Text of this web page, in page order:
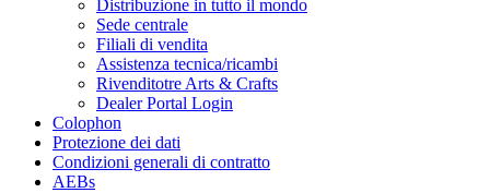
Distribuzione in tutto il mondo
Sede centrale
Filiali di vendita
Assistenza tecnica/ricambi
Rivenditotre Arts & Crafts
Dealer Portal Login
Colophon
Protezione dei dati
Condizioni generali di contratto
AEBs